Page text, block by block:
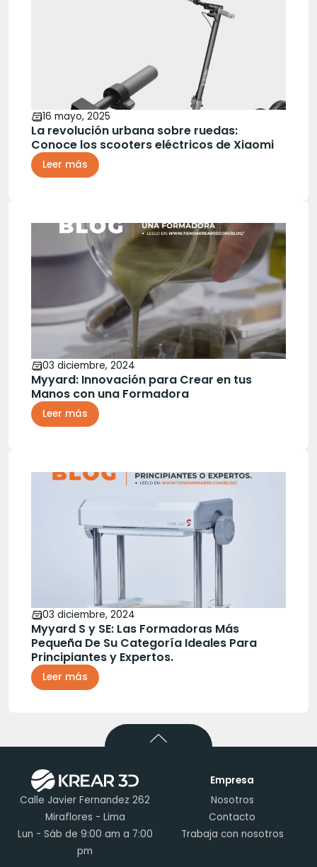
16 mayo, 2025
La revolución urbana sobre ruedas:
Conoce los scooters eléctricos de Xiaomi
Leer más
03 diciembre, 2024
Myyard: Innovación para Crear en tus
Manos con una Formadora
Leer más
03 diciembre, 2024
Myyard S y SE: Las Formadoras Más
Pequeña De Su Categoría Ideales Para
Principiantes y Expertos.
Leer más
Calle Javier Fernandez 262
Miraflores - Lima
Lun - Sáb de 9:00 am a 7:00
pm
Empresa
Nosotros
Contacto
Trabaja con nosotros